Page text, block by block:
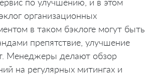
организационных
в таком бэклоге могут быть
препятствие, улучшение
Менеджеры делают обзор
на регулярных митингах и